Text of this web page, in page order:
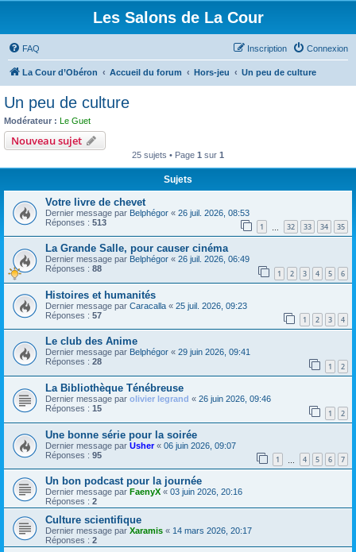
Les Salons de La Cour
FAQ Connexion
Inscription
La Cour d’Obéron Accueil du forum Hors-jeu Un peu de culture
Un peu de culture
Modérateur : Le Guet
Nouveau sujet
25 sujets • Page 1 sur 1
Sujets
Votre livre de chevet
Dernier message par Belphégor « 26 juil. 2026, 08:53
Réponses : 513 1 32 33 34 35
La Grande Salle, pour causer cinéma
Dernier message par Belphégor « 26 juil. 2026, 06:49
Réponses : 88 1 2 3 4 5 6
Histoires et humanités
Dernier message par Caracalla « 25 juil. 2026, 09:23
Réponses : 57 1 2 3 4
Le club des Anime
Dernier message par Belphégor « 29 juin 2026, 09:41
Réponses : 28 1 2
La Bibliothèque Ténébreuse
Dernier message par olivier legrand « 26 juin 2026, 09:46
Réponses : 15 1 2
Une bonne série pour la soirée
Dernier message par Usher« 06 juin 2026, 09:07
Réponses : 95 1 4 5 6 7
Un bon podcast pour la journée
Dernier message par FaenyX « 03 juin 2026, 20:16
Réponses : 2
Culture scientifique
Dernier message par Xaramis « 14 mars 2026, 20:17
Réponses : 2